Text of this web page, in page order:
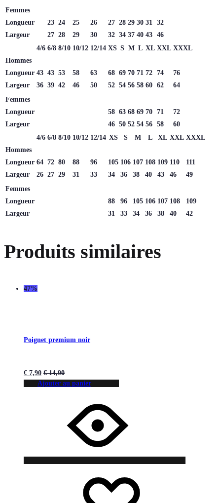
Femmes
Longueur
23 24 25 26 27 28 29 30 31
32
Largeur
27 28 29 30 32 34 37 40 43 46
4/6 6/8 8/10 10/12 12/14 XS S M L XL XXL XXXL
Hommes
Longueur 43 43 53 58 63 68 69 70 71 72 74
76
Largeur
36 39 42 46 50 52 54 56 58 60 62
64
Femmes
Longueur
58 63 68 69 70 71
72
Largeur
46 50 52 54 56 58
60
4/6 6/8 8/10 10/12 12/14 XS S M L XL XXL XXXL
Hommes
Longueur 64 72 80 88 96 105 106 107 108 109 110
111
Largeur
26 27 29 31 33 34 36 38 40 43 46
49
Femmes
Longueur
88 96 105 106 107 108
109
Largeur
31 33 34 36 38 40 42
Produits similaires
47%
Poignet premium noir
€ 7,90 €14,90
Ajouter au panier